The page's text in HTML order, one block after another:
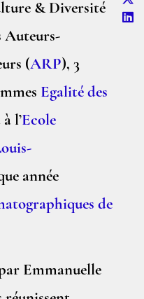
& Diversité
Auteurs-
(ARP), 3
Egalité des
l’Ecole
année
de
Emmanuelle